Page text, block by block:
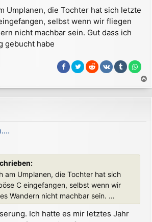
Umplanen, die Tochter hat sich letzte
selbst wenn wir fliegen
nicht machbar sein. Gut dass ich
gebucht habe
a
c
am Umplanen, die Tochter hat sich
C eingefangen, selbst wenn wir
Wandern nicht machbar sein. …
Ich hatte es mir letztes Jahr